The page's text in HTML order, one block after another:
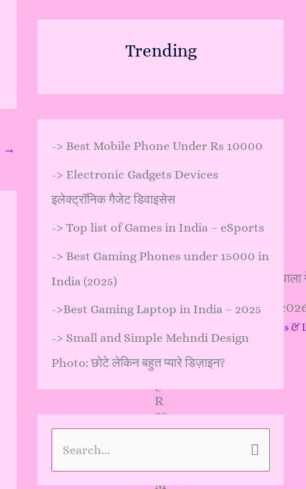
→
In
st
ag
ra
m
e
R
es
tr
d
M
पैसे कमाने वाला गेम
Gadgets &
…
Trending
-> Best Mobile Phone Under Rs 10000
-> Electronic Gadgets Devices
इलेक्ट्रॉनिक गैजेट डिवाइसेस
-> Top list of Games in India – eSports
-> Best Gaming Phones under 15000 in
India (2025)
->Best Gaming Laptop in India – 2025
-> Small and Simple Mehndi Design
Photo: छोटे लेकिन बहुत प्यारे डिज़ाइन?